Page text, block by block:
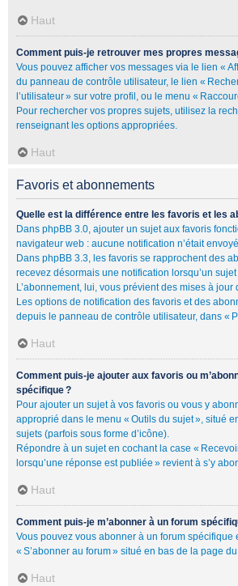
Haut
Comment puis-je retrouver mes propres
Vous pouvez afficher vos messages via le lien «
du panneau de contrôle utilisateur, le lien «
l’utilisateur » sur votre profil, ou le menu «
Pour rechercher vos propres sujets, utilisez la
renseignant les options appropriées.
Haut
Favoris et abonnements
Quelle est la différence entre les favoris et les
Dans phpBB 3.0, ajouter un sujet aux favoris
navigateur web : aucune notification n’était
Dans phpBB 3.3, les favoris se rapprochent des
recevez désormais une notification lorsqu’un
L’abonnement, lui, vous prévient des mises à jour
Les options de notification des favoris et des
depuis le panneau de contrôle utilisateur, dans «
Haut
Comment puis-je ajouter aux favoris ou
spécifique ?
Pour ajouter un sujet à vos favoris ou vous y
approprié dans le menu « Outils du sujet », situé
sujets (parfois sous forme d’icône).
Répondre à un sujet en cochant la case «
lorsqu’une réponse est publiée » revient à s’y
Haut
Comment puis-je m’abonner à un forum
Vous pouvez vous abonner à un forum spécifique
« S’abonner au forum » situé en bas de la page
Haut